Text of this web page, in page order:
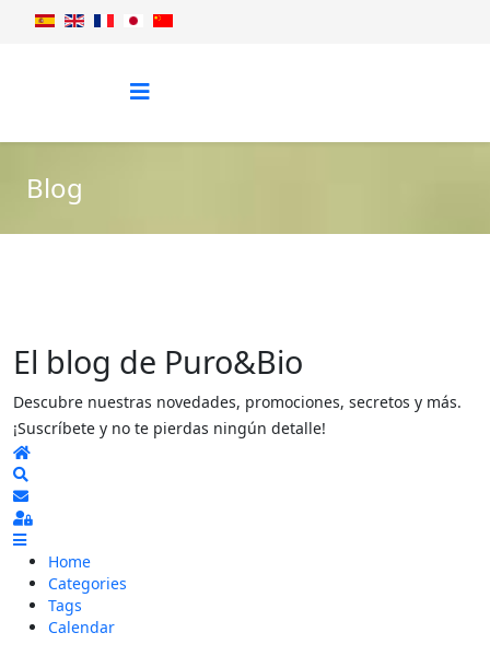
Blog
El blog de Puro&Bio
Descubre nuestras novedades, promociones, secretos y más.
¡Suscríbete y no te pierdas ningún detalle!
Home
Subscribe to blog
Sign In
Home
Categories
Tags
Calendar